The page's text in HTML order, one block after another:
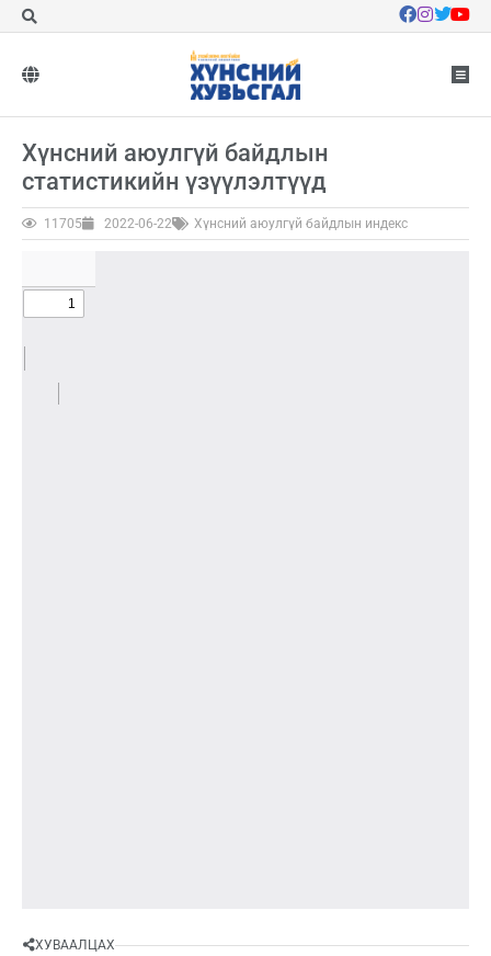
Хүнсний аюулгүй байдлын
статистикийн үзүүлэлтүүд
11705 2022-06-22 Хүнсний аюулгүй байдлын индекс
ХУВААЛЦАХ